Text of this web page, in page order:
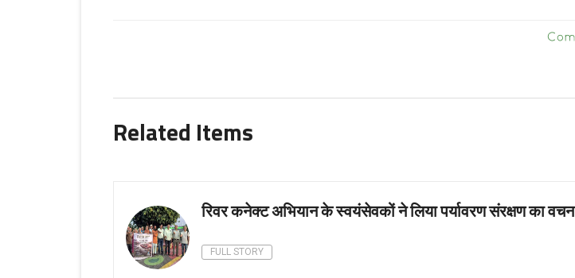
Related Items
रिवर कनेक्ट अभियान के स्वयंसेवकों ने लिया पर्यावरण संरक्षण का वचन
FULL STORY